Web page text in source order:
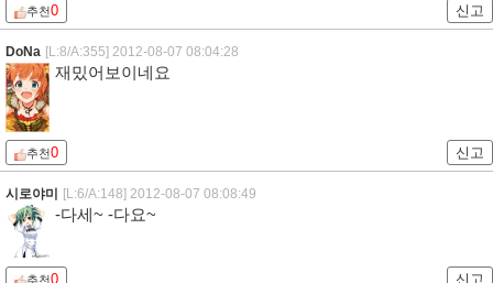
추천0 신고
DoNa [L:8/A:355] 2012-08-07 08:04:28
재밌어보이네요
추천0 신고
시로야미 [L:6/A:148] 2012-08-07 08:08:49
-다세~ -다요~
추천0 신고